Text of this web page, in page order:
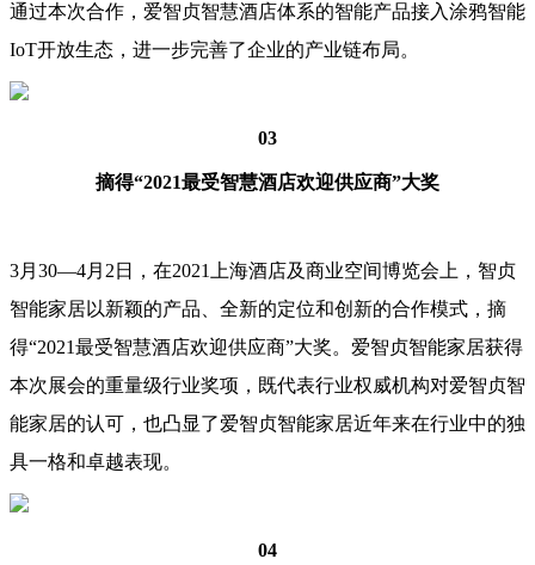
通过本次合作，爱智贞智慧酒店体系的智能产品接入涂鸦智能
IoT开放生态，进一步完善了企业的产业链布局。
03
摘得“2021最受智慧酒店欢迎供应商”大奖
3月30—4月2日，在2021上海酒店及商业空间博览会上，智贞
智能家居以新颖的产品、全新的定位和创新的合作模式，摘
得“2021最受智慧酒店欢迎供应商”大奖。爱智贞智能家居获得
本次展会的重量级行业奖项，既代表行业权威机构对爱智贞智
能家居的认可，也凸显了爱智贞智能家居近年来在行业中的独
具一格和卓越表现。
04